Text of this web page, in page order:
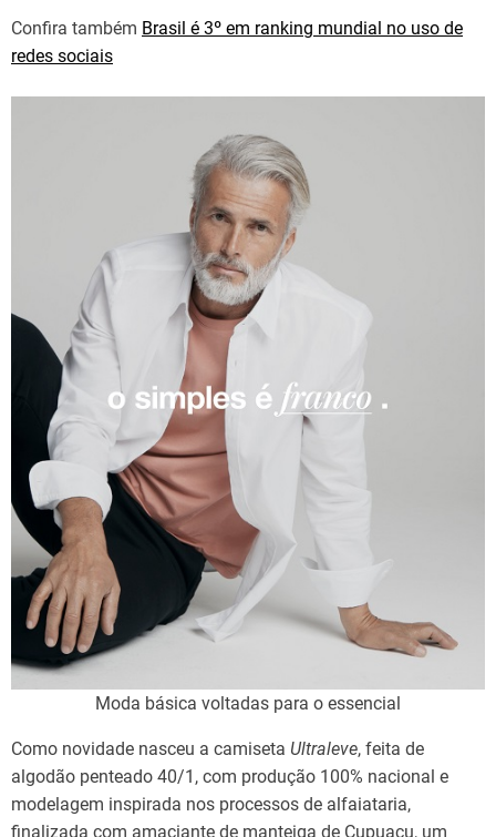
Confira também Brasil é 3º em ranking mundial no uso de
redes sociais
Moda básica voltadas para o essencial
Como novidade nasceu a camiseta Ultraleve, feita de
algodão penteado 40/1, com produção 100% nacional e
modelagem inspirada nos processos de alfaiataria,
finalizada com amaciante de manteiga de Cupuaçu, um